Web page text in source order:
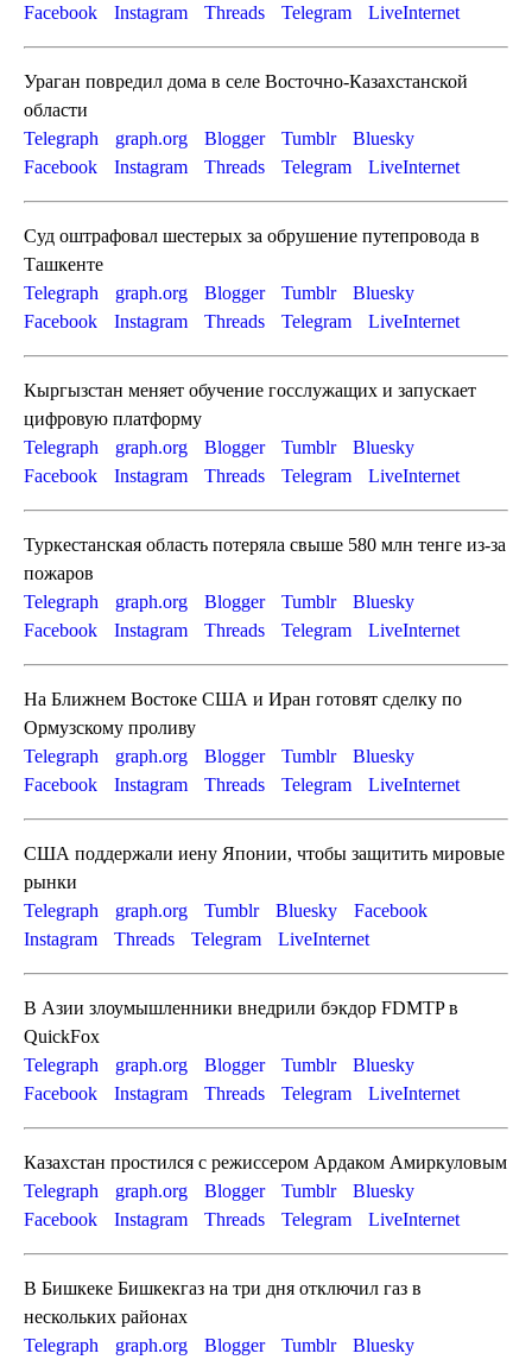
Facebook
Instagram Threads Telegram LiveInternet
Ураган повредил дома в селе Восточно-Казахстанской
области
Telegraph
graph.org Blogger Tumblr
Bluesky
Facebook
Instagram Threads Telegram LiveInternet
Суд оштрафовал шестерых за обрушение путепровода в
Ташкенте
Telegraph
graph.org Blogger Tumblr
Bluesky
Facebook
Instagram Threads Telegram LiveInternet
Кыргызстан меняет обучение госслужащих и запускает
цифровую платформу
Telegraph
graph.org Blogger Tumblr
Bluesky
Facebook
Instagram Threads Telegram LiveInternet
Туркестанская область потеряла свыше 580 млн тенге из-за
пожаров
Telegraph
graph.org Blogger Tumblr
Bluesky
Facebook
Instagram Threads Telegram LiveInternet
На Ближнем Востоке США и Иран готовят сделку по
Ормузскому проливу
Telegraph
graph.org Blogger Tumblr
Bluesky
Facebook
Instagram Threads Telegram LiveInternet
США поддержали иену Японии, чтобы защитить мировые
рынки
Telegraph
graph.org Tumblr Bluesky
Facebook
Instagram
Threads Telegram LiveInternet
В Азии злоумышленники внедрили бэкдор FDMTP в
QuickFox
Telegraph
graph.org Blogger Tumblr
Bluesky
Facebook
Instagram Threads Telegram LiveInternet
Казахстан простился с режиссером Ардаком Амиркуловым
Telegraph
graph.org Blogger Tumblr
Bluesky
Facebook
Instagram Threads Telegram LiveInternet
В Бишкеке Бишкекгаз на три дня отключил газ в
нескольких районах
Telegraph
graph.org Blogger Tumblr
Bluesky